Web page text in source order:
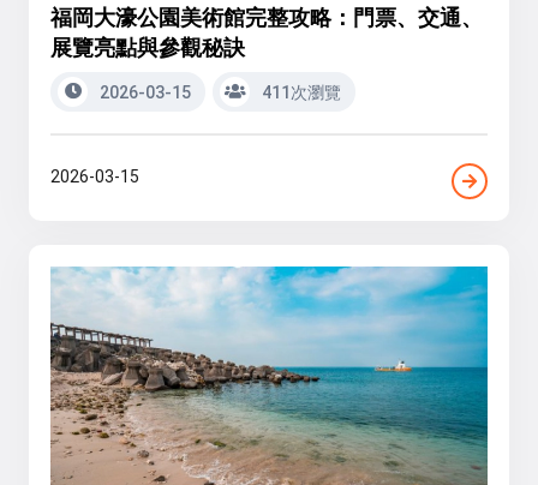
福岡大濠公園美術館完整攻略：門票、交通、
展覽亮點與參觀秘訣
2026-03-15 411次瀏覽
2026-03-15